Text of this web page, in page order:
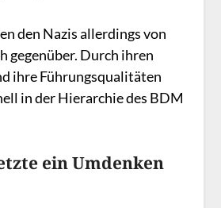
den Nazis allerdings von
gegenüber. Durch ihren
ihre Führungsqualitäten
in der Hierarchie des BDM
ein Umdenken